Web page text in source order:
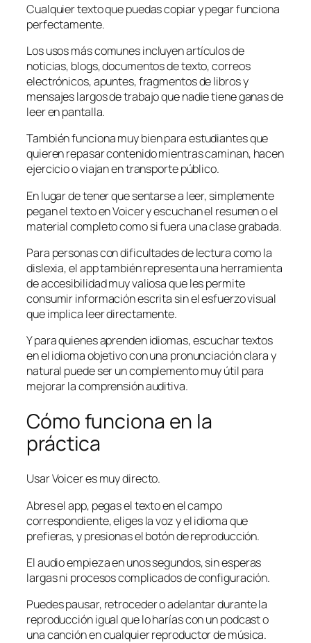
Cualquier texto que puedas copiar y pegar funciona
perfectamente.
Los usos más comunes incluyen artículos de
noticias, blogs, documentos de texto, correos
electrónicos, apuntes, fragmentos de libros y
mensajes largos de trabajo que nadie tiene ganas de
leer en pantalla.
También funciona muy bien para estudiantes que
quieren repasar contenido mientras caminan, hacen
ejercicio o viajan en transporte público.
En lugar de tener que sentarse a leer, simplemente
pegan el texto en Voicer y escuchan el resumen o el
material completo como si fuera una clase grabada.
Para personas con dificultades de lectura como la
dislexia, el app también representa una herramienta
de accesibilidad muy valiosa que les permite
consumir información escrita sin el esfuerzo visual
que implica leer directamente.
Y para quienes aprenden idiomas, escuchar textos
en el idioma objetivo con una pronunciación clara y
natural puede ser un complemento muy útil para
mejorar la comprensión auditiva.
Cómo funciona en la
práctica
Usar Voicer es muy directo.
Abres el app, pegas el texto en el campo
correspondiente, eliges la voz y el idioma que
prefieras, y presionas el botón de reproducción.
El audio empieza en unos segundos, sin esperas
largas ni procesos complicados de configuración.
Puedes pausar, retroceder o adelantar durante la
reproducción igual que lo harías con un podcast o
una canción en cualquier reproductor de música.